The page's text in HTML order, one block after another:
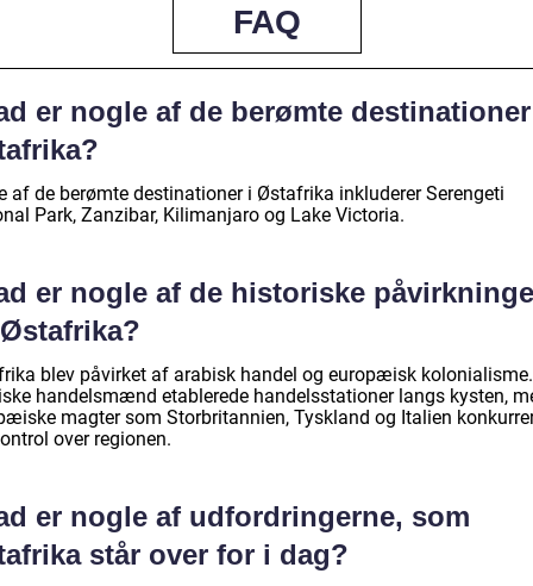
FAQ
er nogle af de berømte
af de berømte destinationer i Østafrika inkluderer Serengeti
Park, Zanzibar, Kilimanjaro og Lake Victoria.
er nogle af de historiske
blev påvirket af arabisk handel og europæisk kolonialisme.
handelsmænd etablerede handelsstationer langs kysten,
magter som Storbritannien, Tyskland og Italien
over regionen.
er nogle af udfordringerne, som
står over for i dag?